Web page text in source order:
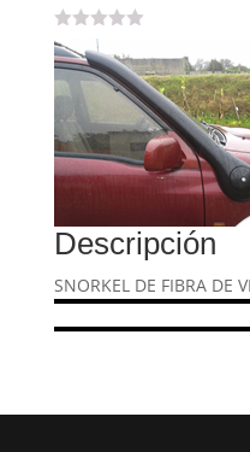
Descripción
SNORKEL DE FIBRA DE